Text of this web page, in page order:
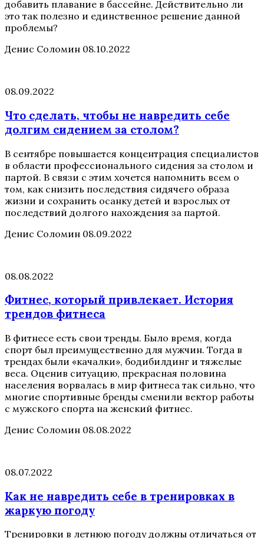
добавить плавание в бассейне. Действительно ли
это так полезно и единственное решение данной
проблемы?
Денис Соломин 08.10.2022
08.09.2022
Что сделать, чтобы не навредить себе
долгим сидением за столом?
В сентябре повышается концентрация специалистов
в области профессионального сидения за столом и
партой. В связи с этим хочется напомнить всем о
том, как снизить последствия сидячего образа
жизни и сохранить осанку детей и взрослых от
последствий долгого нахождения за партой.
Денис Соломин 08.09.2022
08.08.2022
Фитнес, который привлекает. История
трендов фитнеса
В фитнесе есть свои тренды. Было время, когда
спорт был преимущественно для мужчин. Тогда в
трендах были «качалки», бодибилдинг и тяжелые
веса. Оценив ситуацию, прекрасная половина
населения ворвалась в мир фитнеса так сильно, что
многие спортивные бренды сменили вектор работы
с мужского спорта на женский фитнес.
Денис Соломин 08.08.2022
08.07.2022
Как не навредить себе в тренировках в
жаркую погоду
Тренировки в летнюю погоду должны отличаться от